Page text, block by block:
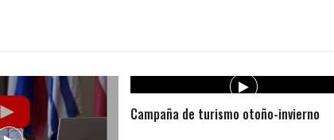
Campaña de turismo otoño-invierno